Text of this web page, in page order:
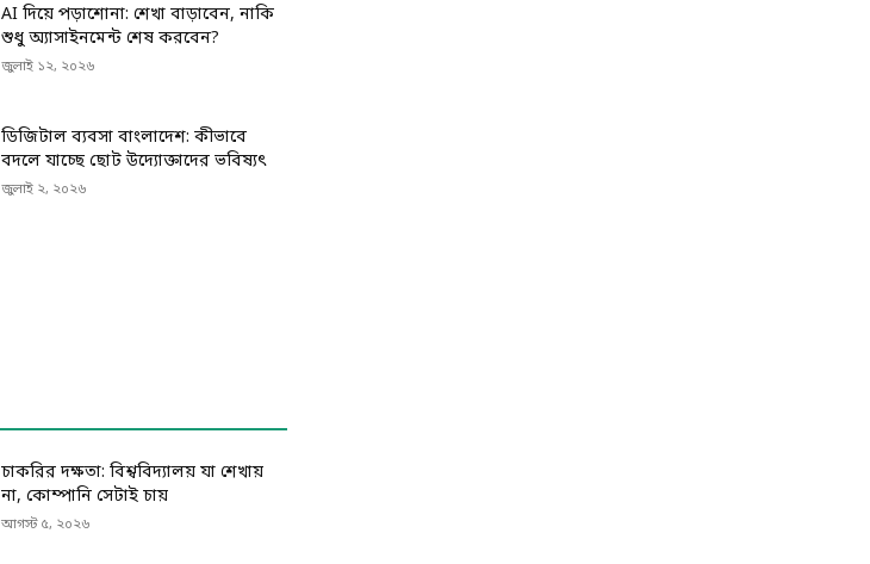
AI দিয়ে পড়াশোনা: শেখা বাড়াবেন, নাকি
শুধু অ্যাসাইনমেন্ট শেষ করবেন?
জুলাই ১২, ২০২৬
ডিজিটাল ব্যবসা বাংলাদেশ: কীভাবে
বদলে যাচ্ছে ছোট উদ্যোক্তাদের ভবিষ্যৎ
জুলাই ২, ২০২৬
চাকরির দক্ষতা: বিশ্ববিদ্যালয় যা শেখায়
না, কোম্পানি সেটাই চায়
আগস্ট ৫, ২০২৬